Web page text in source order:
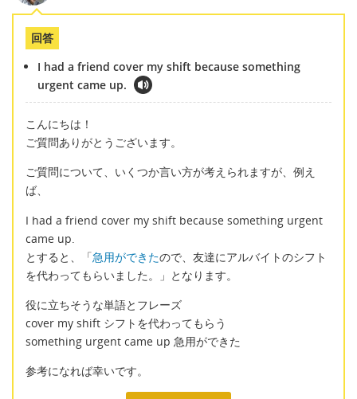
回答
I had a friend cover my shift because something
urgent came up.
こんにちは！
ご質問ありがとうございます。
ご質問について、いくつか言い方が考えられますが、例え
ば、
I had a friend cover my shift because something urgent
came up.
とすると、「急用ができたので、友達にアルバイトのシフト
を代わってもらいました。」となります。
役に立ちそうな単語とフレーズ
cover my shift シフトを代わってもらう
something urgent came up 急用ができた
参考になれば幸いです。